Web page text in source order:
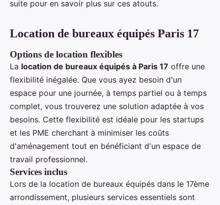
suite pour en savoir plus sur ces atouts.
Location de bureaux équipés Paris 17
Options de location flexibles
La location de bureaux équipés à Paris 17 offre une
flexibilité inégalée. Que vous ayez besoin d'un
espace pour une journée, à temps partiel ou à temps
complet, vous trouverez une solution adaptée à vos
besoins. Cette flexibilité est idéale pour les startups
et les PME cherchant à minimiser les coûts
d'aménagement tout en bénéficiant d'un espace de
travail professionnel.
Services inclus
Lors de la location de bureaux équipés dans le 17ème
arrondissement, plusieurs services essentiels sont